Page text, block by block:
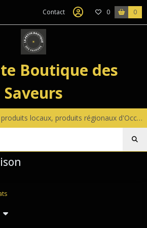
Contact 0 0
Boutique des
Saveurs
Epicerie fine Française, produits locaux, produits régionaux d'Occitanie, coffrets gourmands sur mesure, petite décoration